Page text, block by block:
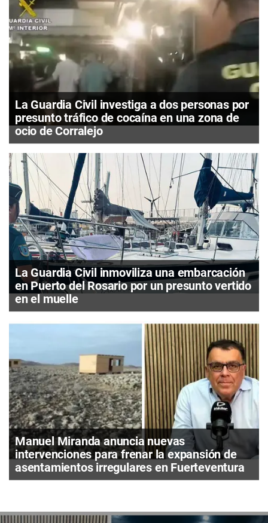
La Guardia Civil investiga a dos personas por
presunto tráfico de cocaína en una zona de
ocio de Corralejo
La Guardia Civil inmoviliza una embarcación
en Puerto del Rosario por un presunto vertido
en el muelle
Manuel Miranda anuncia nuevas
intervenciones para frenar la expansión de
asentamientos irregulares en Fuerteventura